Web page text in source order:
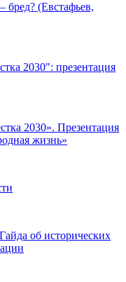
бред? (Евстафьев,
2030": презентация
2030». Презентация
жизнь»
об исторических